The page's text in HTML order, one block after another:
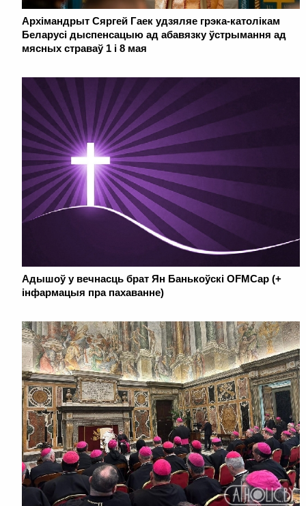
Архімандрыт Сяргей Гаек удзяляе грэка-католікам
Беларусі дыспенсацыю ад абавязку ўстрымання ад
мясных страваў 1 і 8 мая
Адышоў у вечнасць брат Ян Банькоўскі OFMCap (+
інфармацыя пра пахаванне)